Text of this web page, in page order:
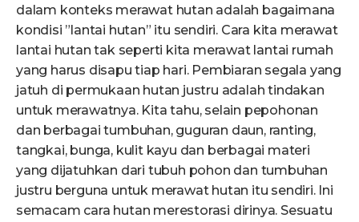
dalam konteks merawat hutan adalah bagaimana
kondisi ”lantai hutan” itu sendiri. Cara kita merawat
lantai hutan tak seperti kita merawat lantai rumah
yang harus disapu tiap hari. Pembiaran segala yang
jatuh di permukaan hutan justru adalah tindakan
untuk merawatnya. Kita tahu, selain pepohonan
dan berbagai tumbuhan, guguran daun, ranting,
tangkai, bunga, kulit kayu dan berbagai materi
yang dijatuhkan dari tubuh pohon dan tumbuhan
justru berguna untuk merawat hutan itu sendiri. Ini
semacam cara hutan merestorasi dirinya. Sesuatu